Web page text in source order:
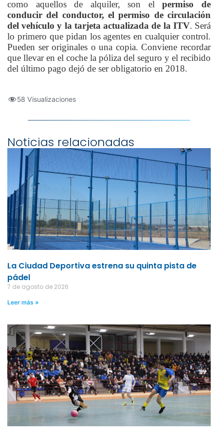
como aquellos de alquiler, son elpermiso de
conducir del conductor, el permiso de circulación
del vehículo y la tarjeta actualizada de la ITV. Será
lo primero que pidan los agentes en cualquier control.
Pueden ser originales o una copia. Conviene recordar
que llevar en el coche la póliza del seguro y el recibido
del último pago dejó de ser obligatorio en 2018.
58 Visualizaciones
Noticias relacionadas
La Ciudad Deportiva estrena su quinta pista de
pádel
7 de agosto de 2026
Leer más »